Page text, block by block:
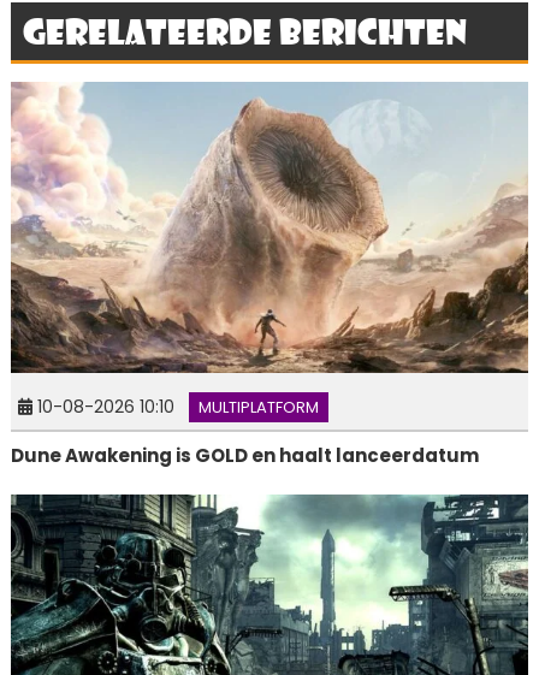
Gerelateerde berichten
10-08-2026 10:10 MULTIPLATFORM
Dune Awakening is GOLD en haalt lanceerdatum